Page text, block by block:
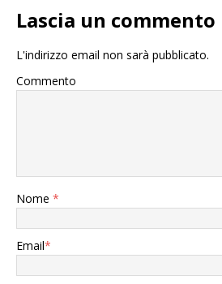
Lascia un commento
L'indirizzo email non sarà pubblicato.
Commento
Nome *
Email*